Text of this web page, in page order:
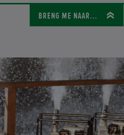
BRENG ME NAAR...